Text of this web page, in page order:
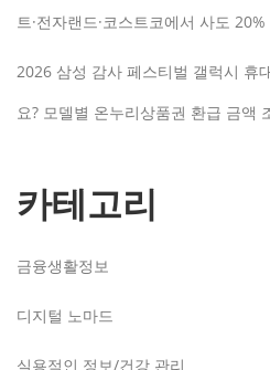
트·전자랜드·코스트코에서 사도
2026 삼성 감사 페스티벌 갤럭시 휴
요? 모델별 온누리상품권 환급 금액
카테고리
금융생활정보
디지털 노마드
실용적인 정보/건강 관리